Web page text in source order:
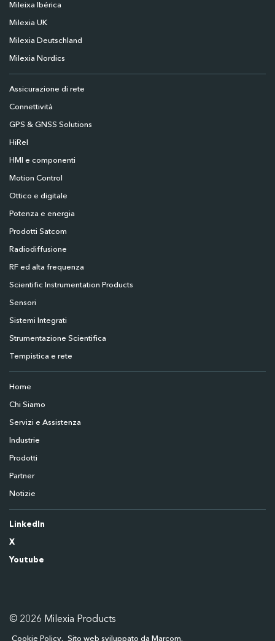
Mileixa Ibérica
Milexia UK
Milexia Deutschland
Milexia Nordics
Assicurazione di rete
Connettività
GPS & GNSS Solutions
HiRel
HMI e componenti
Motion Control
Ottico e digitale
Potenza e energia
Prodotti Satcom
Radiodiffusione
RF ed alta frequenza
Scientific Instrumentation Products
Sensori
Sistemi Integrati
Strumentazione Scientifica
Tempistica e rete
Home
Chi Siamo
Servizi e Assistenza
Industrie
Prodotti
Partner
Notizie
LinkedIn
X
Youtube
© 2026 Milexia Products
Cookie Policy Sito web sviluppato da Marcom